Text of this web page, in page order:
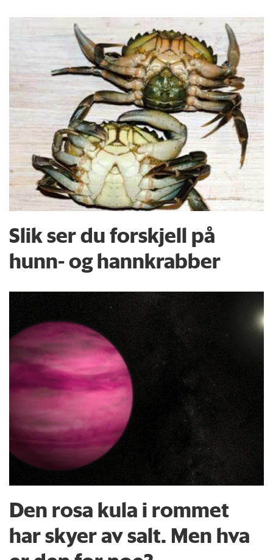
Slik ser du forskjell på
hunn- og hannkrabber
Den rosa kula i rommet
har skyer av salt. Men hva